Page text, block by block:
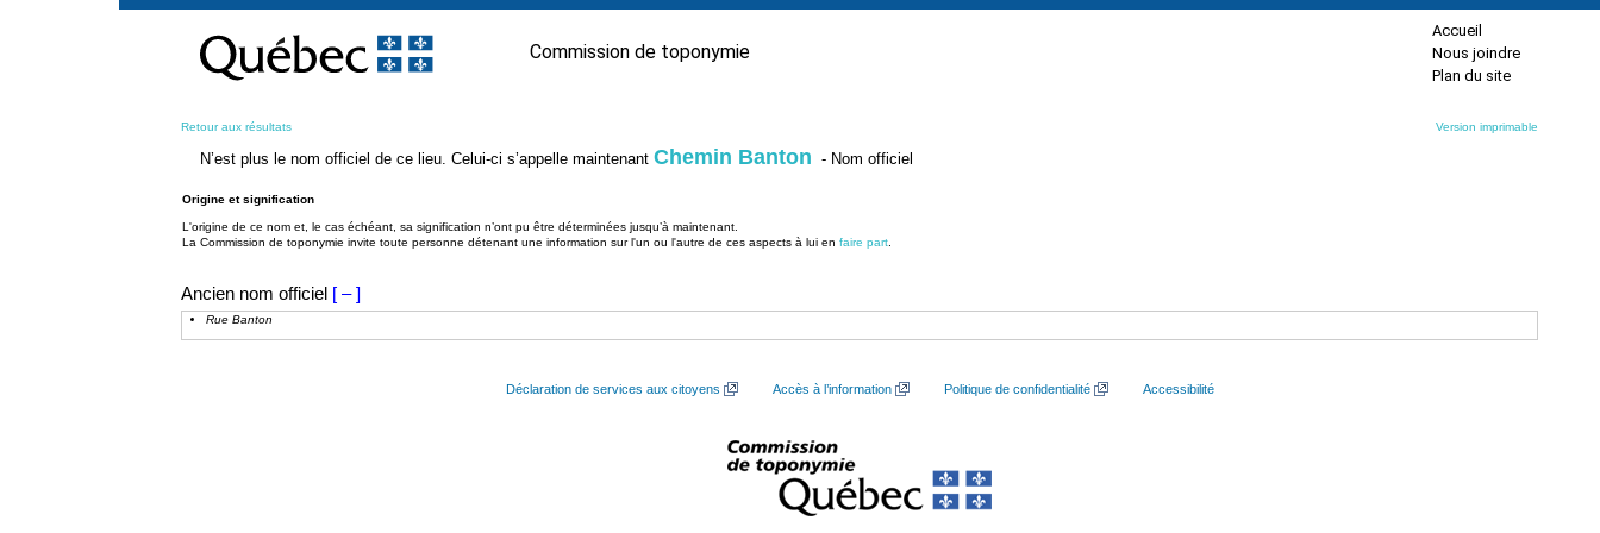
contenu
Commission de toponymie
Accueil
Nous joindre
Plan du site
Retour aux résultats Version imprimable
N’est plus le nom officiel de ce lieu. Celui-ci s’appelle maintenant Chemin Banton - Nom officiel
Origine et signification
L'origine de ce nom et, le cas échéant, sa signification n’ont pu être déterminées jusqu’à maintenant.
La Commission de toponymie invite toute personne détenant une information sur l'un ou l'autre de ces aspects à lui en faire part
Ancien nom officiel [ – ]
Rue Banton
Déclaration de services aux citoyens Accès à l’information Politique de confidentialité Accessibilité